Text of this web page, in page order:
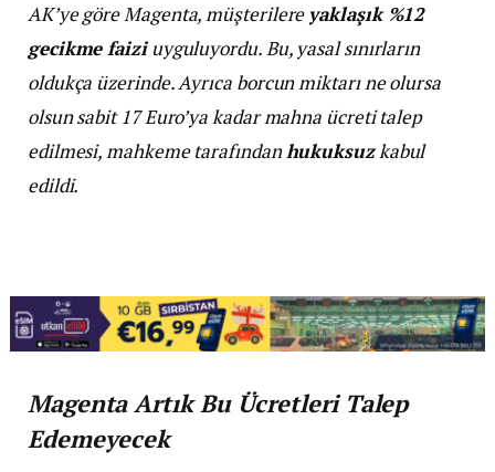
AK’ye göre Magenta, müşterilere yaklaşık %12
gecikme faiziuyguluyordu. Bu, yasal sınırların
oldukça üzerinde. Ayrıca borcun miktarı ne olursa
olsun sabit 17 Euro’ya kadar mahna ücreti talep
edilmesi, mahkeme tarafındanhukuksuzkabul
edildi.
Magenta Artık Bu Ücretleri Talep
Edemeyecek